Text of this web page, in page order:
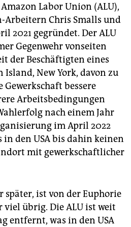
Labor Union (ALU),
Arbeitern Chris Smalls und
2021 gegründet. Der ALU
Gegenwehr vonseiten
der Beschäftigten eines
Island, New York, davon zu
Gewerkschaft bessere
Arbeitsbedingungen
nach einem Jahr
im April 2022
in den USA bis dahin keinen
mit gewerkschaftlicher
später, ist von der Euphorie
übrig. Die ALU ist weit
entfernt, was in den USA